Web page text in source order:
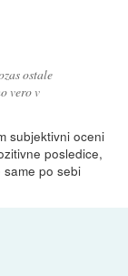
ostale
vero v
subjektivni oceni
posledice,
po sebi